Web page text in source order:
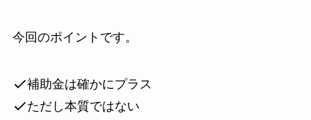
今回のポイントです。
補助金は確かにプラス
ただし本質ではない